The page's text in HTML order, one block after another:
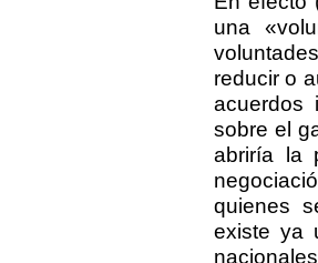
una
reducir o
acuerdos
sobre el
abriría la
quienes
existe ya